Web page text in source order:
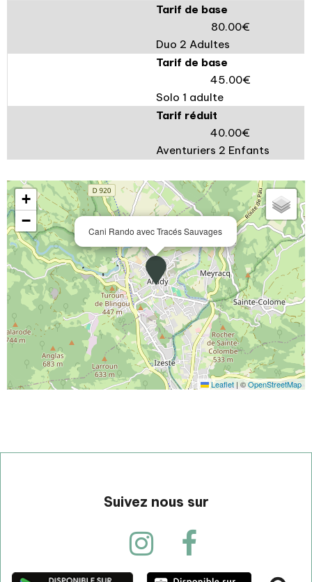
Tarif de base
80.00€
Duo 2 Adultes
Tarif de base
45.00€
Solo 1 adulte
Tarif réduit
40.00€
Aventuriers 2 Enfants
Cani Rando avec Tracés Sauvages
+
−
Leaflet | ©OpenStreetMap
Suivez nous sur